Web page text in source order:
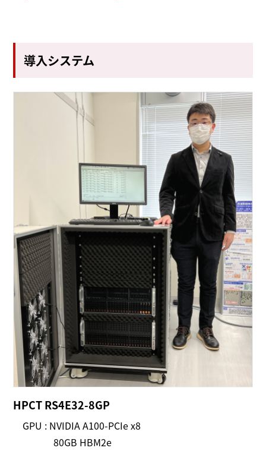
導入システム
HPCT RS4E32-8GP
GPU : NVIDIA A100-PCIe x8
80GB HBM2e